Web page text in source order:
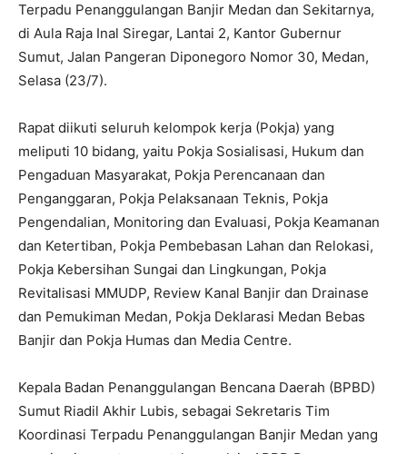
Terpadu Penanggulangan Banjir Medan dan Sekitarnya,
di Aula Raja Inal Siregar, Lantai 2, Kantor Gubernur
Sumut, Jalan Pangeran Diponegoro Nomor 30, Medan,
Selasa (23/7).
Rapat diikuti seluruh kelompok kerja (Pokja) yang
meliputi 10 bidang, yaitu Pokja Sosialisasi, Hukum dan
Pengaduan Masyarakat, Pokja Perencanaan dan
Penganggaran, Pokja Pelaksanaan Teknis, Pokja
Pengendalian, Monitoring dan Evaluasi, Pokja Keamanan
dan Ketertiban, Pokja Pembebasan Lahan dan Relokasi,
Pokja Kebersihan Sungai dan Lingkungan, Pokja
Revitalisasi MMUDP, Review Kanal Banjir dan Drainase
dan Pemukiman Medan, Pokja Deklarasi Medan Bebas
Banjir dan Pokja Humas dan Media Centre.
Kepala Badan Penanggulangan Bencana Daerah (BPBD)
Sumut Riadil Akhir Lubis, sebagai Sekretaris Tim
Koordinasi Terpadu Penanggulangan Banjir Medan yang